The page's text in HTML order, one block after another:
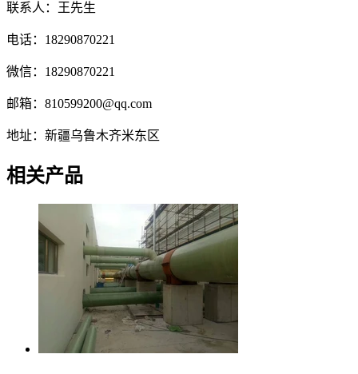
联系人：王先生
电话：18290870221
微信：18290870221
邮箱：810599200@qq.com
地址：新疆乌鲁木齐米东区
相关产品